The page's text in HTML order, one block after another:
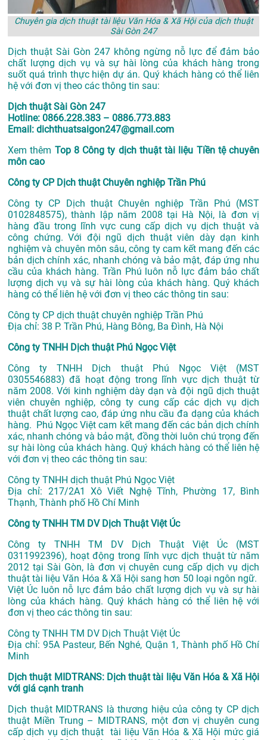
Chuyên gia dịch thuật tài liệu Văn Hóa & Xã Hội của dịch thuật
Sài Gòn 247
Dịch thuật Sài Gòn 247 không ngừng nỗ lực để đảm bảo
chất lượng dịch vụ và sự hài lòng của khách hàng trong
suốt quá trình thực hiện dự án. Quý khách hàng có thể liên
hệ với đơn vị theo các thông tin sau:
Dịch thuật Sài Gòn 247
Hotline: 0866.228.383 – 0886.773.883
Email: dichthuatsaigon247@gmail.com
Xem thêm Top 8 Công ty dịch thuật tài liệu Tiền tệ chuyên
môn cao
Công ty CP Dịch thuật Chuyên nghiệp Trần Phú
Công ty CP Dịch thuật Chuyên nghiệp Trần Phú (MST
0102848575), thành lập năm 2008 tại Hà Nội, là đơn vị
hàng đầu trong lĩnh vực cung cấp dịch vụ dịch thuật và
công chứng. Với đội ngũ dịch thuật viên dày dạn kinh
nghiệm và chuyên môn sâu, công ty cam kết mang đến các
bản dịch chính xác, nhanh chóng và bảo mật, đáp ứng nhu
cầu của khách hàng. Trần Phú luôn nỗ lực đảm bảo chất
lượng dịch vụ và sự hài lòng của khách hàng. Quý khách
hàng có thể liên hệ với đơn vị theo các thông tin sau:
Công ty CP dịch thuật chuyên nghiệp Trần Phú
Địa chỉ: 38 P. Trần Phú, Hàng Bông, Ba Đình, Hà Nội
Công ty TNHH Dịch thuật Phú Ngọc Việt
Công ty TNHH Dịch thuật Phú Ngọc Việt (MST
0305546883) đã hoạt động trong lĩnh vực dịch thuật từ
năm 2008. Với kinh nghiệm dày dạn và đội ngũ dịch thuật
viên chuyên nghiệp, công ty cung cấp các dịch vụ dịch
thuật chất lượng cao, đáp ứng nhu cầu đa dạng của khách
hàng. Phú Ngọc Việt cam kết mang đến các bản dịch chính
xác, nhanh chóng và bảo mật, đồng thời luôn chú trọng đến
sự hài lòng của khách hàng. Quý khách hàng có thể liên hệ
với đơn vị theo các thông tin sau:
Công ty TNHH dịch thuật Phú Ngọc Việt
Địa chỉ: 217/2A1 Xô Viết Nghệ Tĩnh, Phường 17, Bình
Thạnh, Thành phố Hồ Chí Minh
Công ty TNHH TM DV Dịch Thuật Việt Úc
Công ty TNHH TM DV Dịch Thuật Việt Úc (MST
0311992396), hoạt động trong lĩnh vực dịch thuật từ năm
2012 tại Sài Gòn, là đơn vị chuyên cung cấp dịch vụ dịch
thuật tài liệu Văn Hóa & Xã Hội sang hơn 50 loại ngôn ngữ.
Việt Úc luôn nỗ lực đảm bảo chất lượng dịch vụ và sự hài
lòng của khách hàng. Quý khách hàng có thể liên hệ với
đơn vị theo các thông tin sau:
Công ty TNHH TM DV Dịch Thuật Việt Úc
Địa chỉ: 95A Pasteur, Bến Nghé, Quận 1, Thành phố Hồ Chí
Minh
Dịch thuật MIDTRANS: Dịch thuật tài liệu Văn Hóa & Xã Hội
với giá cạnh tranh
Dịch thuật MIDTRANS là thương hiệu của công ty CP dịch
thuật Miền Trung – MIDTRANS, một đơn vị chuyên cung
cấp dịch vụ dịch thuật tài liệu Văn Hóa & Xã Hội mức giá